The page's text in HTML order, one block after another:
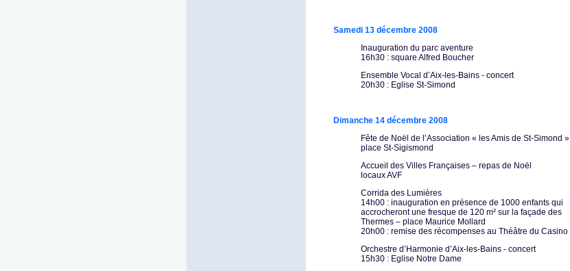
Samedi 13 décembre 2008
Inauguration du parc aventure
16h30 : square Alfred Boucher
Ensemble Vocal d’Aix-les-Bains - concert
20h30 : Eglise St-Simond
Dimanche 14 décembre 2008
Fête de Noël de l’Association « les Amis de St-Simond »
place St-Sigismond
Accueil des Villes Françaises – repas de Noël
locaux AVF
Corrida des Lumières
14h00 : inauguration en présence de 1000 enfants qui
accrocheront une fresque de 120 m² sur la façade des
Thermes – place Maurice Mollard
20h00 : remise des récompenses au Théâtre du Casino
Orchestre d’Harmonie d’Aix-les-Bains - concert
15h30 : Eglise Notre Dame